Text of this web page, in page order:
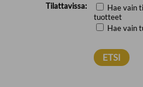
Tilattavissa:
Hae vain
tuotteet
Hae vain